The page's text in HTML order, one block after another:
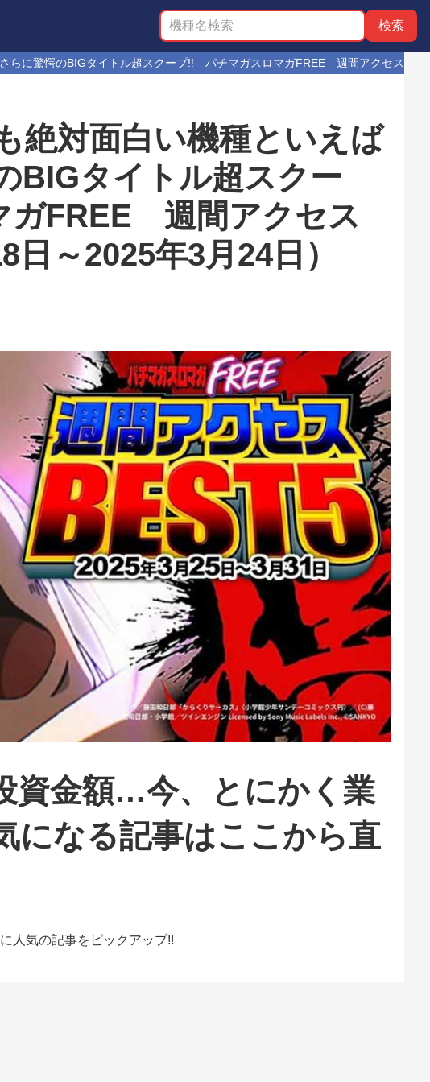
らに驚愕のBIGタイトル超スクープ!! パチマガスロマガFREE 週間アクセス
絶対面白い機種といえば
タイトル超スクー
FREE 週間アクセス
～2025年3月24日）
資金額…今、とにかく業
なる記事はここから直
人気の記事をピックアップ!!